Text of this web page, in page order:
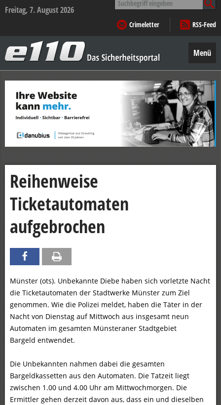
Freitag, 7. August 2026
nach:
Crimeletter
RSS-Feed
–
Das
Sicherheitsportal
Menü
Zum
Inhalt
springen
Reihenweise
Ticketautomaten
aufgebrochen
Münster (ots). Unbekannte Diebe haben sich vorletzte Nacht
die Ticketautomaten der Stadtwerke Münster zum Ziel
genommen. Wie die Polizei meldet, haben die Täter in der
Nacht von Dienstag auf Mittwoch aus insgesamt neun
Automaten im gesamten Münsteraner Stadtgebiet
Bargeld entwendet.
Die Unbekannten nahmen dabei die gesamten
Bargeldkassetten aus den Automaten. Die Tatzeit liegt
zwischen 1.00 und 4.00 Uhr am Mittwochmorgen. Die
Ermittler gehen derzeit davon aus, dass ein und dieselben